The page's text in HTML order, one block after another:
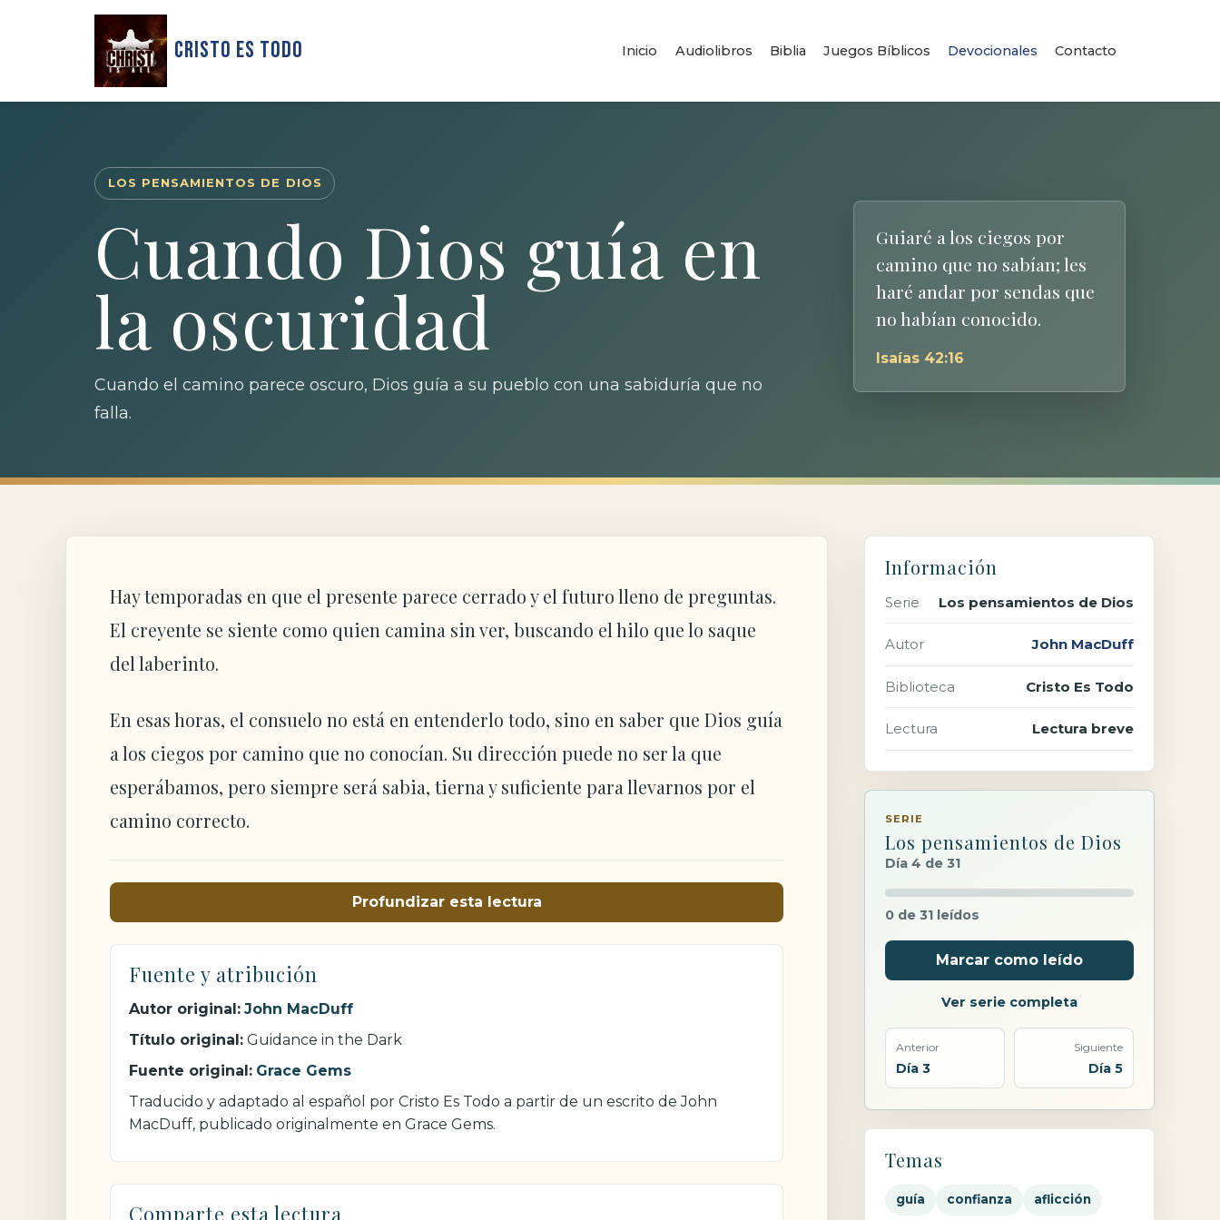
Cristo Es Todo Inicio Audiolibros Biblia Juegos Bíblicos Devocionales Contacto
LOS PENSAMIENTOS DE DIOS
Cuando Dios guía en
la oscuridad
Cuando el camino parece oscuro, Dios guía a su pueblo con una sabiduría que no
falla.
Guiaré a los ciegos por
camino que no sabían; les
haré andar por sendas que
no habían conocido.
Isaías 42:16
Hay temporadas en que el presente parece cerrado y el futuro lleno de preguntas.
El creyente se siente como quien camina sin ver, buscando el hilo que lo saque
del laberinto.
En esas horas, el consuelo no está en entenderlo todo, sino en saber que Dios guía
a los ciegos por camino que no conocían. Su dirección puede no ser la que
esperábamos, pero siempre será sabia, tierna y suficiente para llevarnos por el
camino correcto.
Profundizar esta lectura
Fuente y atribución
Autor original: John MacDuff
Título original: Guidance in the Dark
Fuente original: Grace Gems
Traducido y adaptado al español por Cristo Es Todo a partir de un escrito de John
MacDuff, publicado originalmente en Grace Gems.
Comparte esta lectura
Información
Serie Los pensamientos de Dios
Autor John MacDuff
Biblioteca Cristo Es Todo
Lectura Lectura breve
SERIE
Los pensamientos de Dios
Día 4 de 31
0 de 31 leídos
Marcar como leído
Ver serie completa
Anterior
Día 3
Siguiente
Día 5
Temas
guía confianza aflicción